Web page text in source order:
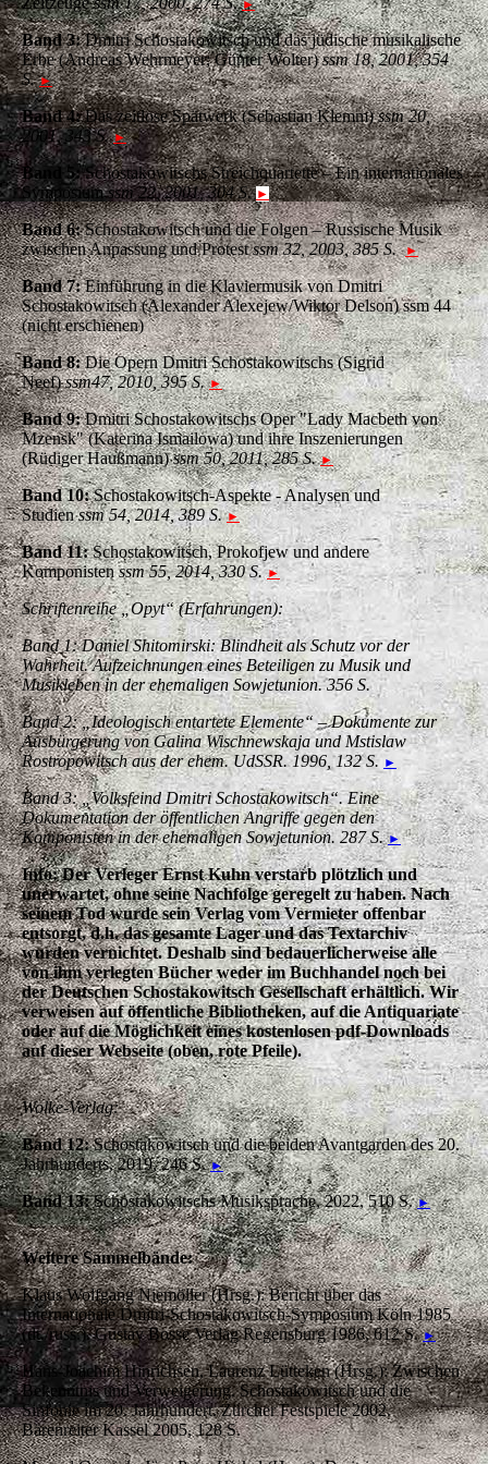
►
Band 3:Dmitri Schostakowitsch und das jüdische musikalische
Erbe (Andreas Wehrmeyer; Günter Wolter)ssm 18, 2001, 354
S.►
Band 4:Das zeitlose Spätwerk (Sebastian Klemm)ssm 20,
2001, 343 S.►
Band 5:Schostakowitschs Streichquartette – Ein internationales
Symposiumssm 22, 2001, 304 S.►
Band 6:Schostakowitsch und die Folgen – Russische Musik
zwischen Anpassung und Protestssm 32, 2003, 385 S.►
Band 7:Einführung in die Klaviermusik von Dmitri
Schostakowitsch (Alexander Alexejew/Wiktor Delson) ssm 44
(nicht erschienen)
Band 8:Die Opern Dmitri Schostakowitschs (Sigrid
Neef)ssm47, 2010, 395 S.►
Band 9:Dmitri Schostakowitschs Oper "Lady Macbeth von
Mzensk" (Katerina Ismailowa) und ihre Inszenierungen
(Rüdiger Haußmann)ssm 50, 2011, 285 S.►
Band 10:Schostakowitsch-Aspekte - Analysen und
Studienssm 54, 2014, 389 S.►
Band 11:Schostakowitsch, Prokofjew und andere
Komponistenssm 55, 2014, 330 S.►
Schriftenreihe „Opyt“ (Erfahrungen):
Band 1: Daniel Shitomirski: Blindheit als Schutz vor der
Wahrheit. Aufzeichnungen eines Beteiligen zu Musik und
Musikleben in der ehemaligen Sowjetunion. 356 S.
Band 2: „Ideologisch entartete Elemente“ – Dokumente zur
Ausbürgerung von Galina Wischnewskaja und Mstislaw
Rostropowitsch aus der ehem. UdSSR. 1996, 132 S. ►
Band 3: „Volksfeind Dmitri Schostakowitsch“. Eine
Dokumentation der öffentlichen Angriffe gegen den
Komponisten in der ehemaligen Sowjetunion. 287 S.►
Info: Der Verleger Ernst Kuhn verstarb plötzlich und
unerwartet, ohne seine Nachfolge geregelt zu haben. Nach
seinem Tod wurde sein Verlag vom Vermieter offenbar
entsorgt, d.h. das gesamte Lager und das Textarchiv
wurden vernichtet. Deshalb sind bedauerlicherweise alle
von ihm verlegten Bücher weder im Buchhandel noch bei
der Deutschen Schostakowitsch Gesellschaft erhältlich. Wir
verweisen auf öffentliche Bibliotheken, auf die Antiquariate
oder auf die Möglichkeit eines kostenlosen pdf-Downloads
auf dieser Webseite (oben, rote Pfeile).
Wolke-Verlag:
Band 12:Schostakowitsch und die beiden Avantgarden des 20.
Jahrhunderts, 2019, 246 S.►
Band 13:Schostakowitschs Musiksprache, 2022, 510 S.►
Weitere Sammelbände:
Klaus Wolfgang Niemöller (Hrsg.): Bericht über das
Internationale Dmitri-Schostakowitsch-Symposium Köln 1985
(dt./russ.). Gustav Bosse Verlag Regensburg 1986, 612 S.►
Hans-Joachim Hinrichsen, Laurenz Lütteken (Hrsg.): Zwischen
Bekenntnis und Verweigerung. Schostakowitsch und die
Sinfonie im 20. Jahrhundert. Zürcher Festspiele 2002.
Bärenreiter Kassel 2005, 128 S.